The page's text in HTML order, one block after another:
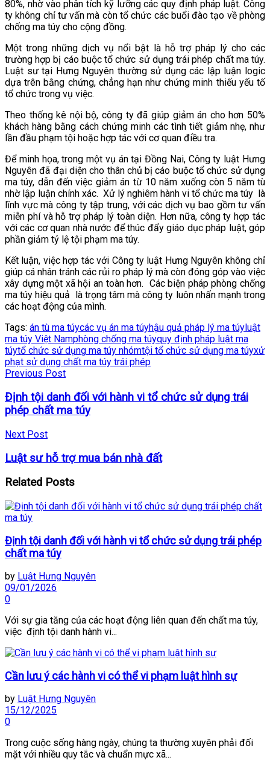
80%, nhờ vào phân tích kỹ lưỡng các quy định pháp luật. Công
ty không chỉ tư vấn mà còn tổ chức các buổi đào tạo về phòng
chống ma túy cho cộng đồng.
Một trong những dịch vụ nổi bật là hỗ trợ pháp lý cho các
trường hợp bị cáo buộc tổ chức sử dụng trái phép chất ma túy.
Luật sư tại Hưng Nguyên thường sử dụng các lập luận logic
dựa trên bằng chứng, chẳng hạn như chứng minh thiếu yếu tố
tổ chức trong vụ việc.
Theo thống kê nội bộ, công ty đã giúp giảm án cho hơn 50%
khách hàng bằng cách chứng minh các tình tiết giảm nhẹ, như
lần đầu phạm tội hoặc hợp tác với cơ quan điều tra.
Để minh họa, trong một vụ án tại Đồng Nai, Công ty luật Hưng
Nguyên đã đại diện cho thân chủ bị cáo buộc tổ chức sử dụng
ma túy, dẫn đến việc giảm án từ 10 năm xuống còn 5 năm tù
nhờ lập luận chính xác. Xử lý nghiêm hành vi tổ chức ma túy
là
lĩnh vực mà công ty tập trung, với các dịch vụ bao gồm tư vấn
miễn phí và hỗ trợ pháp lý toàn diện. Hơn nữa, công ty hợp tác
với các cơ quan nhà nước để thúc đẩy giáo dục pháp luật, góp
phần giảm tỷ lệ tội phạm ma túy.
Kết luận, việc hợp tác với Công ty luật Hưng Nguyên không chỉ
giúp cá nhân tránh các rủi ro pháp lý mà còn đóng góp vào việc
xây dựng một xã hội an toàn hơn. Các biện pháp phòng chống
ma túy hiệu quả
là trọng tâm mà công ty luôn nhấn mạnh trong
các hoạt động của mình.
Tags: án tù ma túycác vụ án ma túyhậu quả pháp lý ma túy luật
ma túy Việt Namphòng chống ma túyquy định pháp luật ma
túytổ chức sử dụng ma túy nhómtội tổ chức sử dụng ma túyxử
phạt sử dụng chất ma túy trái phép
Previous Post
Định tội danh đối với hành vi tổ chức sử dụng trái
phép chất ma túy
Next Post
Luật sư hỗ trợ mua bán nhà đất
Related Posts
Định tội danh đối với hành vi tổ chức sử dụng trái phép
chất ma túy
by Luật Hưng Nguyên
09/01/2026
0
Với sự gia tăng của các hoạt động liên quan đến chất ma túy,
việc định tội danh hành vi...
Cần lưu ý các hành vi có thể vi phạm luật hình sự
by Luật Hưng Nguyên
15/12/2025
0
Trong cuộc sống hàng ngày, chúng ta thường xuyên phải đối
mặt với nhiều quy tắc và chuẩn mực xã...